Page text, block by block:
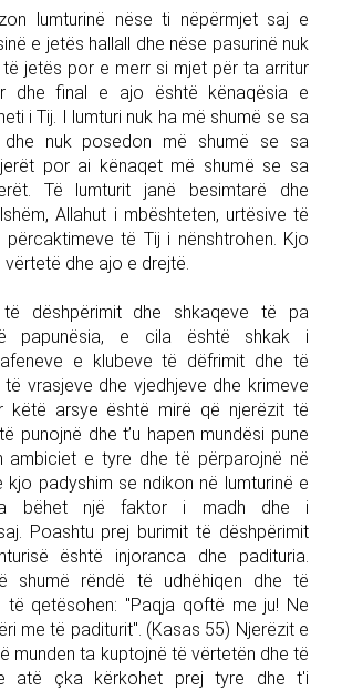
lumturinë nëse ti nëpërmjet saj e
e jetës hallall dhe nëse pasurinë nuk
jetës por e merr si mjet për ta arritur
dhe final e ajo është kënaqësia e
i Tij. I lumturi nuk ha më shumë se sa
nuk posedon më shumë se sa
por ai kënaqet më shumë se sa
Të lumturit janë besimtarë dhe
Allahut i mbështeten, urtësive të
përcaktimeve të Tij i nënshtrohen. Kjo
dhe ajo e drejtë.
të dëshpërimit dhe shkaqeve të pa
papunësia, e cila është shkak i
e klubeve të dëfrimit dhe të
të vrasjeve dhe vjedhjeve dhe krimeve
këtë arsye është mirë që njerëzit të
punojnë dhe t’u hapen mundësi pune
ambiciet e tyre dhe të përparojnë në
kjo padyshim se ndikon në lumturinë e
bëhet një faktor i madh dhe i
Poashtu prej burimit të dëshpërimit
është injoranca dhe padituria.
shumë rëndë të udhëhiqen dhe të
të qetësohen: "Paqja qoftë me ju! Ne
me të paditurit". (Kasas 55) Njerëzit e
munden ta kuptojnë të vërtetën dhe të
atë çka kërkohet prej tyre dhe t'i